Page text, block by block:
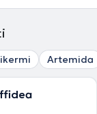
Artemida